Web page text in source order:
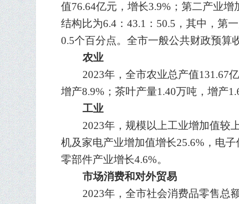
值76.64亿元，增长3.9%；第二产业
结构比为6.4：43.1：50.5，其中，第
0.5个百分点。全市一般公共财政预算
农业
2023年，全市农业总产值131.67
增产8.9%；茶叶产量1.40万吨，增产
工业
2023年，规模以上工业增加值较
机及家电产业增加值增长25.6%，电
零部件产业增长4.6%。
市场消费和对外贸易
2023年，全市社会消费品零售总